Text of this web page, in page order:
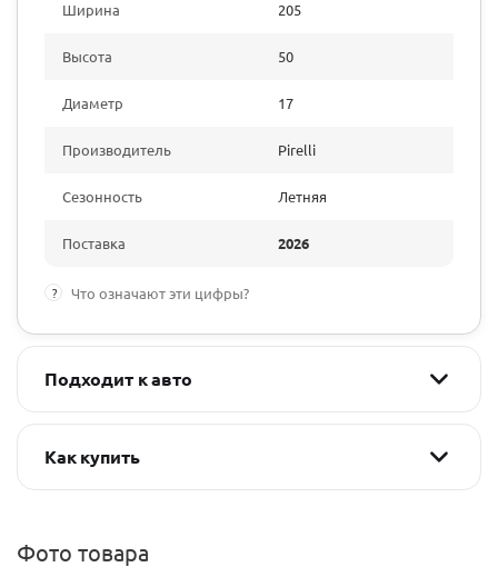
Ширина 205
Высота 50
Диаметр 17
Производитель Pirelli
Сезонность Летняя
Поставка 2026
? Что означают эти цифры?
Подходит к авто
Как купить
Фото товара